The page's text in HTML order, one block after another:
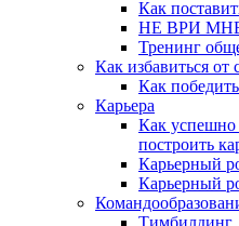
Как
НЕ ВРИ МНЕ!
Тренинг
Как избавиться от
Как
Карьера
Как успешно
построить
Карьерный
Карьерный
Тимбилдинг